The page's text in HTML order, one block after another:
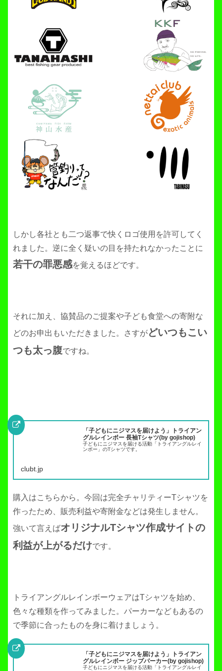
しかし各社とも二つ返事で快くロゴ使用を許可してく
れました。逆に全く疑いの目を持たれなかったことに
若干の罪悪感を覚えるほどです。
それに加え、協賛品のご提案や子ども食堂への寄附な
どのお申出もいただきました。
さすがどいつもこい
つも太っ腹ですね。
「子どもにニジマスを届けよう」トライアン
グルレインボー 長袖Tシャツ(by gojishop)
子どもにニジマスを届ける活動「トライアングルレイ
ンボー」のTシャツです。
clubt.jp
購入はこちらから。今回は完全チャリティーTシャツを
作ったため、販売利益や寄附金などは発生しません。
強いて言えばオリジナルTシャツ作成サイトの
利益が上がるだけです。
トライアングルレインボーウェアはTシャツを始め、
色々な種類を作ってみました。パーカーなどもあるの
で季節に合ったものを身に着けましょう。
「子どもにニジマスを届けよう」トライアン
グルレインボー ジップパーカー(by gojishop)
子どもにニジマスを届ける活動「トライアングルレイ